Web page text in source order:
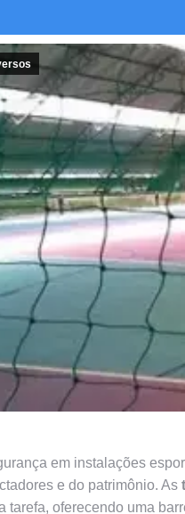
em instalações
e do patrimônio. As
tarefa, oferecendo uma